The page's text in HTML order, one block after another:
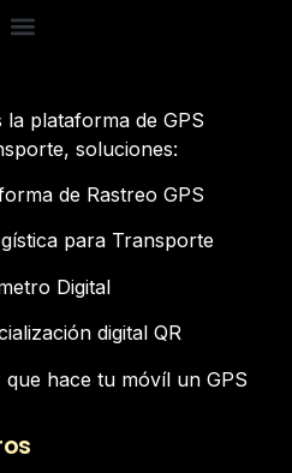
plataforma de GPS
soluciones:
de Rastreo GPS
para Transporte
Digital
digital QR
hace tu móvíl un GPS